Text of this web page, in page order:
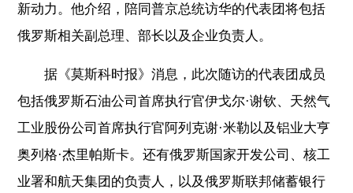
新动力。他介绍，陪同普京总统访华的代表团将包括
俄罗斯相关副总理、部长以及企业负责人。
据《莫斯科时报》消息，此次随访的代表团成员
包括俄罗斯石油公司首席执行官伊戈尔·谢钦、天然气
工业股份公司首席执行官阿列克谢·米勒以及铝业大亨
奥列格·杰里帕斯卡。还有俄罗斯国家开发公司、核工
业署和航天集团的负责人，以及俄罗斯联邦储蓄银行